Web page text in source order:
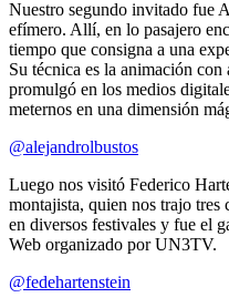
Nuestro segundo invitado fue
efímero. Allí, en lo pasajero
tiempo que consigna a una
Su técnica es la animación
promulgó en los medios
meternos en una dimensión
@alejandrolbustos
Luego nos visitó Federico
montajista, quien nos trajo tres
en diversos festivales y fue el
Web organizado por UN3TV.
@fedehartenstein